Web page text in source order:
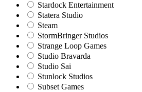
Stardock Entertainment
Statera Studio
Steam
StormBringer Studios
Strange Loop Games
Studio Bravarda
Studio Sai
Stunlock Studios
Subset Games